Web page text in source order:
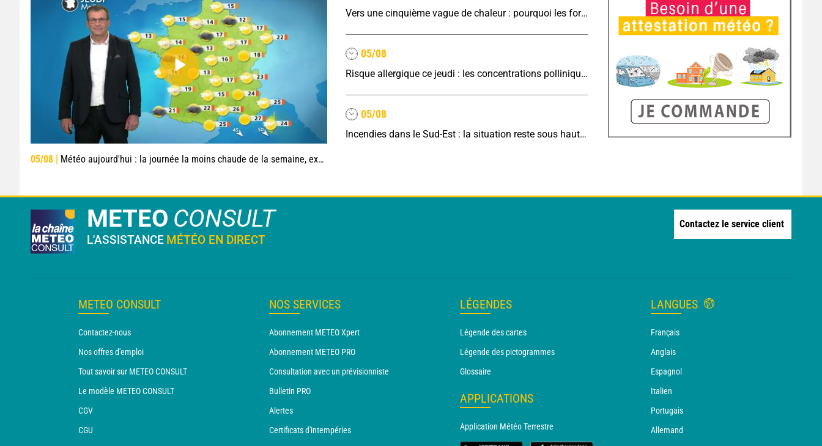
05/08 | Météo aujourd'hui : la journée la moins chaude de la semaine, excepté près de la Méditerranée
Vers une cinquième vague de chaleur : pourquoi les fortes chaleurs vont rapidement revenir en France
05/08
Risque allergique ce jeudi : les concentrations polliniques restent élevées au nord
05/08
Incendies dans le Sud-Est : la situation reste sous haute surveillance
METEO CONSULT
L'ASSISTANCE MÉTÉO EN DIRECT
Contactez le service client
METEO CONSULT
Contactez-nous
Nos offres d'emploi
Tout savoir sur METEO CONSULT
Le modèle METEO CONSULT
CGV
CGU
NOS SERVICES
Abonnement METEO Xpert
Abonnement METEO PRO
Consultation avec un prévisionniste
Bulletin PRO
Alertes
Certificats d'intempéries
LÉGENDES
Légende des cartes
Légende des pictogrammes
Glossaire
APPLICATIONS
Application Météo Terrestre
LANGUES
Français
Anglais
Espagnol
Italien
Portugais
Allemand